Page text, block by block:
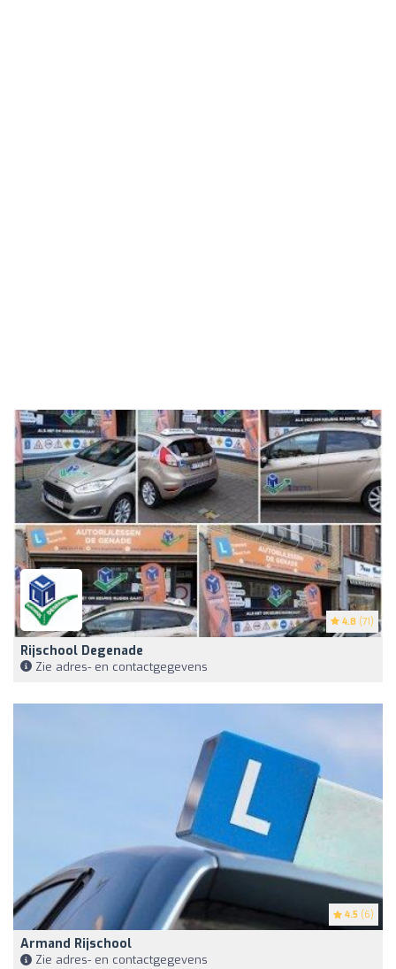
4.8 (71)
Rijschool Degenade
Zie adres- en contactgegevens
4.5 (6)
Armand Rijschool
Zie adres- en contactgegevens